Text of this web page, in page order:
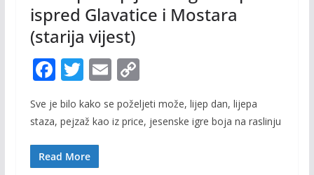
ispred Glavatice i Mostara
(starija vijest)
F
ac
e
b
o
T
w
itt
er
E
m
ai
C
o
p
y
Sve je bilo kako se poželjeti može, lijep dan, lijepa
staza, pejzaž kao iz price, jesenske igre boja na raslinju
Read More